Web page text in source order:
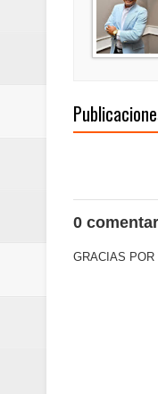
0
GRACIAS POR